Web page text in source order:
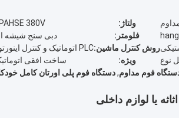
ولتاژ:
380V
فلومتر:
دبی سنج شیشه
روش کنترل ماشین:PLC اتوماتیک و کنترل اینورتور
نوع ویژه:
ساخت افقی
فوم مداوم,دستگاه فوم پلی اورتان کامل
یا لوازم داخلی